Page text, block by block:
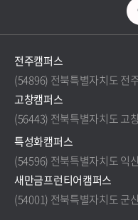
전주캠퍼스
(54896) 전북특별자치도 전
고창캠퍼스
(56443) 전북특별자치도 고
특성화캠퍼스
(54596) 전북특별자치도 익
새만금프런티어캠퍼스
(54001) 전북특별자치도 군